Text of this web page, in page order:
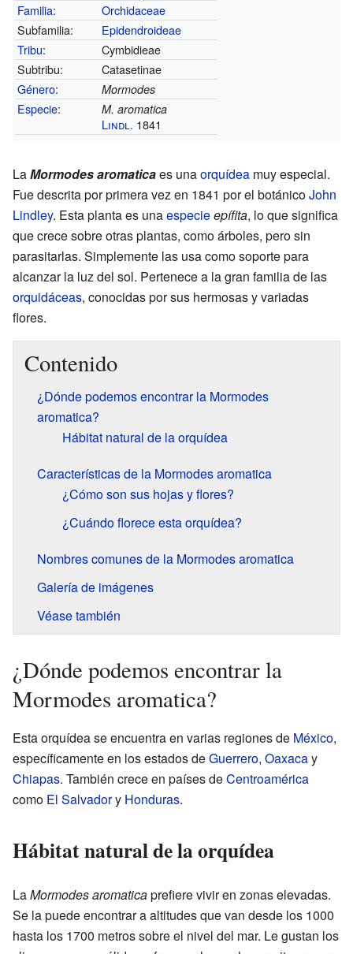
Familia:
Orchidaceae
Subfamilia:
Epidendroideae
Tribu:
Cymbidieae
Subtribu:
Catasetinae
Género: Mormodes
Especie: M. aromatica
Lindl. 1841
LaMormodes aromaticaes unaorquídea muy especial.
Fue descrita por primera vez en 1841 por el botánicoJohn
Lindley. Esta planta es unaespecieepífita, lo que significa
que crece sobre otras plantas, como árboles, pero sin
parasitarlas. Simplemente las usa como soporte para
alcanzar la luz del sol. Pertenece a la gran familia de las
orquidáceas, conocidas por sus hermosas y variadas
flores.
Contenido
¿Dónde podemos encontrar la Mormodes
aromatica?
Hábitat natural de la orquídea
Características de la Mormodes aromatica
¿Cómo son sus hojas y flores?
¿Cuándo florece esta orquídea?
Nombres comunes de la Mormodes aromatica
Galería de imágenes
Véase también
¿Dónde podemos encontrar la
Mormodes aromatica?
Esta orquídea se encuentra en varias regiones de México,
específicamente en los estados deGuerrero, Oaxacay
Chiapas. También crece en países deCentroamérica
como El Salvadory Honduras.
Hábitat natural de la orquídea
LaMormodes aromaticaprefiere vivir en zonas elevadas.
Se la puede encontrar a altitudes que van desde los 1000
hasta los 1700 metros sobre el nivel del mar. Le gustan los